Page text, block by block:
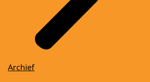
Archief